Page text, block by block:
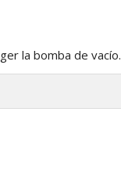
la bomba de vacío.